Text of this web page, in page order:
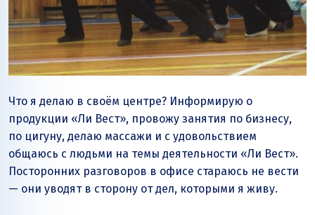
Что я делаю в своём центре? Информирую о
продукции «Ли Вест», провожу занятия по бизнесу,
по цигуну, делаю массажи и с удовольствием
общаюсь с людьми на темы деятельности «Ли Вест».
Посторонних разговоров в офисе стараюсь не вести
— они уводят в сторону от дел, которыми я живу.